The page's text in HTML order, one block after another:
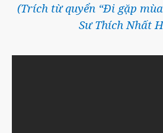
(Trích từ quyển “Đi gặp
Sư Thích Nhất